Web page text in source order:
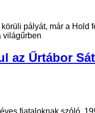
pályát, már a Hold
világűrben
az Űrtábor